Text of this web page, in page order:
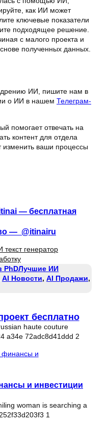
как ИИ может
ключевые показатели
подходящее решение.
с малого проекта и
полученных данных.
ИИ, пишите нам в
о ИИ в нашем Телеграм-
помогает отвечать на
контент для отдела
ваши процессы
— бесплатная
— @itinairu
генератор
PhDЛучшие ИИ
AI Новости, AI Продажи
бесплатно
и инвестиции